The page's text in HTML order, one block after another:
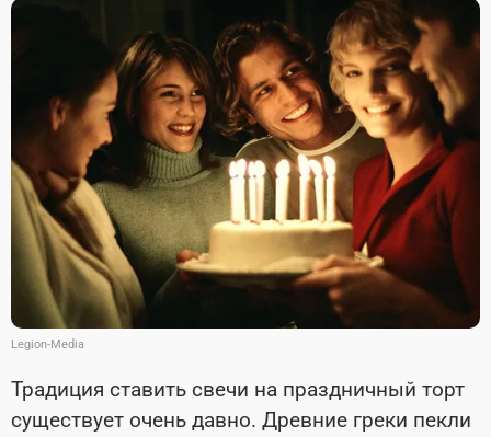
Legion-Media
Традиция ставить свечи на праздничный торт
существует очень давно. Древние греки пекли